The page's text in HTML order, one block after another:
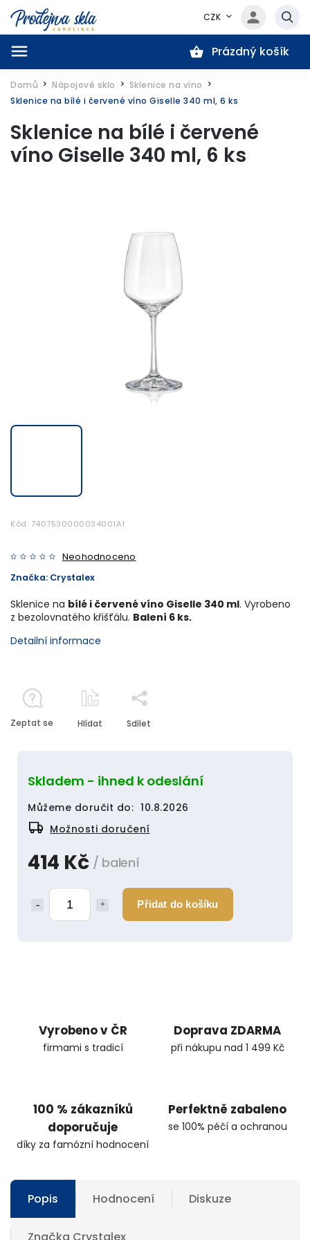
CZK
Prázdný košík
Domů / Nápojové sklo / Sklenice na víno /
Sklenice na bílé i červené víno Giselle 340 ml, 6 ks
Sklenice na bílé i červené
víno Giselle 340 ml, 6 ks
Kód: 7407530000034001A1
Neohodnoceno
Značka: Crystalex
414 Kč / balení
Přidat do košíku
Skladem - ihned k odeslání
Můžeme doručit do: 10.8.2026
Možnosti doručení
Sklenice na bílé i červené víno Giselle 340 ml. Vyrobeno
z bezolovnatého křišťálu. Balení 6 ks.
Detailní informace
Zeptat se Hlídat Sdílet
Vyrobeno v ČR
firmami s tradicí
Doprava ZDARMA
při nákupu nad 1 499 Kč
100 % zákazníků
doporučuje
díky za famózní hodnocení
Perfektně zabaleno
se 100% péčí a ochranou
Popis Hodnocení Diskuze
Značka Crystalex